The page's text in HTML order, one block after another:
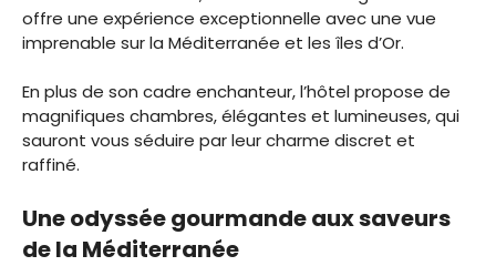
offre une expérience exceptionnelle avec une vue
imprenable sur la Méditerranée et les îles d’Or.
En plus de son cadre enchanteur, l’hôtel propose de
magnifiques chambres, élégantes et lumineuses, qui
sauront vous séduire par leur charme discret et
raffiné.
Une odyssée gourmande aux saveurs
de la Méditerranée